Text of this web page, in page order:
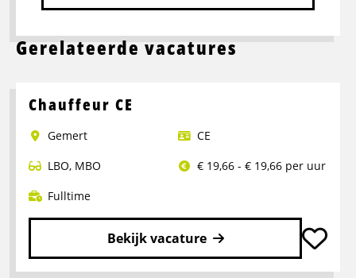
Gerelateerde vacatures
Chauffeur CE
Gemert
CE
LBO, MBO
€ 19,66 - € 19,66 per uur
Fulltime
Bekijk vacature
Lees